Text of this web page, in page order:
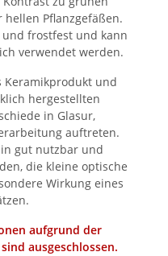
hellen Pflanzgefäßen.
frostfest und kann
verwendet werden.
Keramikprodukt und
hergestellten
in Glasur,
auftreten.
gut nutzbar und
die kleine optische
Wirkung eines
aufgrund der
ausgeschlossen.